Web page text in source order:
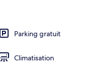
Parking gratuit
Climatisation